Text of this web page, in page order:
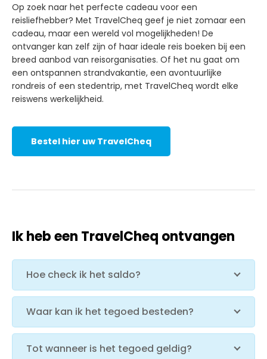
Op zoek naar het perfecte cadeau voor een
reisliefhebber? Met TravelCheq geef je niet zomaar een
cadeau, maar een wereld vol mogelijkheden! De
ontvanger kan zelf zijn of haar ideale reis boeken bij een
breed aanbod van reisorganisaties. Of het nu gaat om
een ontspannen strandvakantie, een avontuurlijke
rondreis of een stedentrip, met TravelCheq wordt elke
reiswens werkelijkheid.
Bestel hier uw TravelCheq
Ik heb een TravelCheq ontvangen
Hoe check ik het saldo?
Waar kan ik het tegoed besteden?
Tot wanneer is het tegoed geldig?